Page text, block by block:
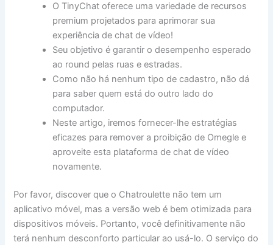
O TinyChat oferece uma variedade de recursos
premium projetados para aprimorar sua
experiência de chat de vídeo!
Seu objetivo é garantir o desempenho esperado
ao round pelas ruas e estradas.
Como não há nenhum tipo de cadastro, não dá
para saber quem está do outro lado do
computador.
Neste artigo, iremos fornecer-lhe estratégias
eficazes para remover a proibição de⁤ Omegle e
aproveite esta plataforma de chat de vídeo
novamente.
Por favor, discover que o Chatroulette não tem um
aplicativo móvel, mas a versão web é bem otimizada para
dispositivos móveis. Portanto, você definitivamente não
terá nenhum desconforto particular ao usá-lo. O serviço do